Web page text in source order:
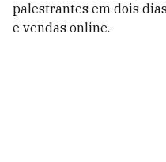
palestrantes em dois
e vendas online.